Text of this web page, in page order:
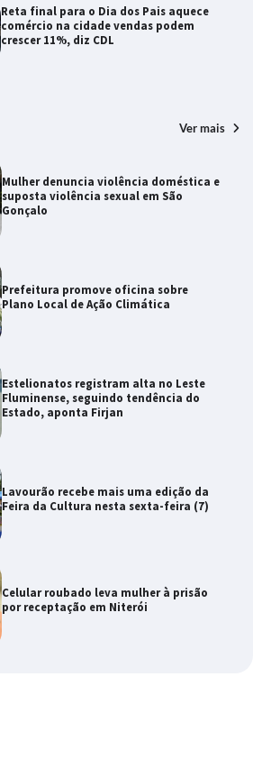
Reta final para o Dia dos Pais aquece
comércio na cidade vendas podem
crescer 11%, diz CDL
Ver mais
Mulher denuncia violência doméstica e
suposta violência sexual em São
Gonçalo
Prefeitura promove oficina sobre
Plano Local de Ação Climática
Estelionatos registram alta no Leste
Fluminense, seguindo tendência do
Estado, aponta Firjan
Lavourão recebe mais uma edição da
Feira da Cultura nesta sexta-feira (7)
Celular roubado leva mulher à prisão
por receptação em Niterói